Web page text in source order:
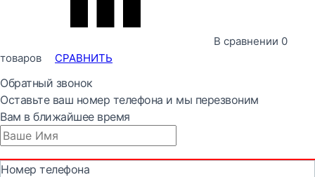
В сравнении 0
товаров
СРАВНИТЬ
Обратный звонок
Оставьте ваш номер телефона и мы перезвоним
Вам в ближайшее время
Номер телефона